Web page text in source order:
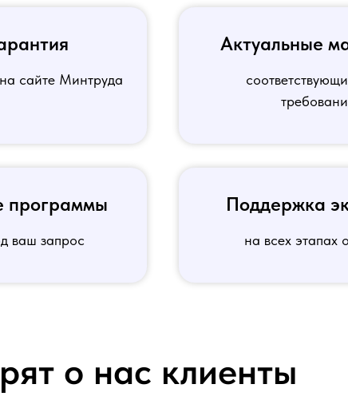
сайте Минтруда
Актуальные
программы
ваш запрос
Поддержка
на всех этапах
о нас клиенты